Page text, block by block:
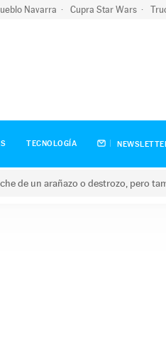
Navarra Cupra Star Wars
TECNOLOGÍA
de un arañazo o destrozo, pero